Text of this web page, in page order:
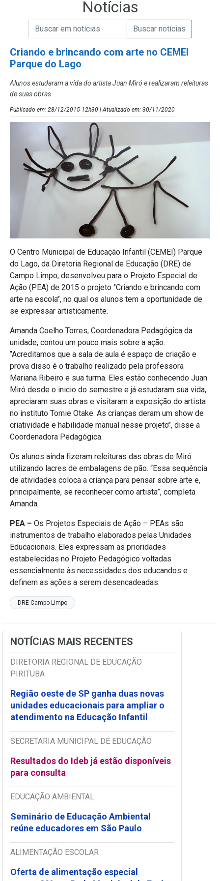
Notícias
Campo de Busca de Notícias
Campo de Busca de informaçõesEnviar a Busca de Notícias
Criando e brincando com arte no CEMEI
Parque do Lago
Alunos estudaram a vida do artista Juan Miró e realizaram releituras
de suas obras
Publicado em: 28/12/2015 12h30 | Atualizado em: 30/11/2020
O Centro Municipal de Educação Infantil (CEMEI) Parque
do Lago, da Diretoria Regional de Educação (DRE) de
Campo Limpo, desenvolveu para o Projeto Especial de
Ação (PEA) de 2015 o projeto ‘’Criando e brincando com
arte na escola’’, no qual os alunos tem a oportunidade de
se expressar artisticamente.
Amanda Coelho Torres, Coordenadora Pedagógica da
unidade, contou um pouco mais sobre a ação.
‘’Acreditamos que a sala de aula é espaço de criação e
prova disso é o trabalho realizado pela professora
Mariana Ribeiro e sua turma. Eles estão conhecendo Juan
Miró desde o inicio do semestre e já estudaram sua vida,
apreciaram suas obras e visitaram a exposição do artista
no instituto Tomie Otake. As crianças deram um show de
criatividade e habilidade manual nesse projeto’’, disse a
Coordenadora Pedagógica.
Os alunos ainda fizeram releituras das obras de Miró
utilizando lacres de embalagens de pão. “Essa sequência
de atividades coloca a criança para pensar sobre arte e,
principalmente, se reconhecer como artista”, completa
Amanda.
PEA – Os Projetos Especiais de Ação – PEAs são
instrumentos de trabalho elaborados pelas Unidades
Educacionais. Eles expressam as prioridades
estabelecidas no Projeto Pedagógico voltadas
essencialmente às necessidades dos educandos e
definem as ações a serem desencadeadas.
DRE Campo Limpo
NOTÍCIAS MAIS RECENTES
DIRETORIA REGIONAL DE EDUCAÇÃO
PIRITUBA
Região oeste de SP ganha duas novas
unidades educacionais para ampliar o
atendimento na Educação Infantil
SECRETARIA MUNICIPAL DE EDUCAÇÃO
Resultados do Ideb já estão disponíveis
para consulta
EDUCAÇÃO AMBIENTAL
Seminário de Educação Ambiental
reúne educadores em São Paulo
ALIMENTAÇÃO ESCOLAR
Oferta de alimentação especial